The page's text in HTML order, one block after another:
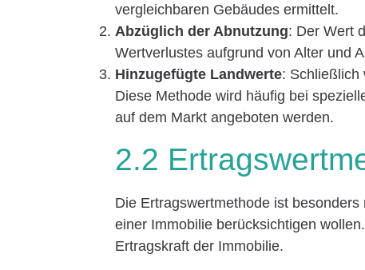
vergleichbaren Gebäudes ermittelt.
Abzüglich der Abnutzung: Der Wert
Wertverlustes aufgrund von Alter und
Hinzugefügte Landwerte: Schließlich
Diese Methode wird häufig bei
auf dem Markt angeboten werden.
2.2
Die Ertragswertmethode ist
einer Immobilie berücksichtigen
Ertragskraft der Immobilie.